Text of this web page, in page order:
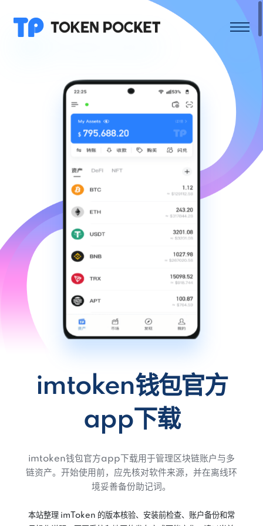
imtoken钱包官方
app下载
imtoken钱包官方app下载用于管理区块链账户与多
链资产。开始使用前，应先核对软件来源，并在离线环
境妥善备份助记词。
本站整理 imToken 的版本核验、安装前检查、账户备份和常